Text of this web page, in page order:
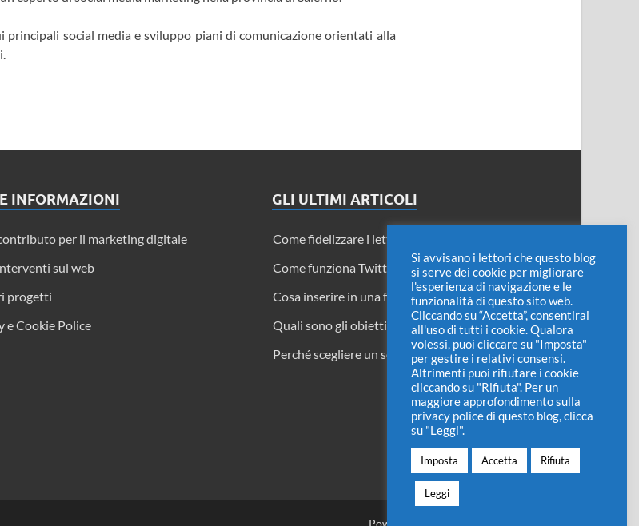
principali social media e sviluppo piani di comunicazione orientati alla
INFORMAZIONI
per il marketing digitale
sul web
progetti
e Cookie Police
GLI ULTIMI ARTICOLI
Come fidelizzare i lettori di un blog
Come funziona Twitter Circle
Cosa inserire in una fattura di acconto
Quali sono gli obiettivi delle pubbliche relazioni?
Perché scegliere un software di proprietà
Powered by
Si avvisano i lettori che questo blog
si serve dei cookie per migliorare
l'esperienza di navigazione e le
funzionalità di questo sito web.
Cliccando su “Accetta”, consentirai
all'uso di tutti i cookie. Qualora
volessi, puoi cliccare su "Imposta"
per gestire i relativi consensi.
Altrimenti puoi rifiutare i cookie
cliccando su "Rifiuta". Per un
maggiore approfondimento sulla
privacy police di questo blog, clicca
su "Leggi".
Imposta Accetta Rifiuta
Leggi